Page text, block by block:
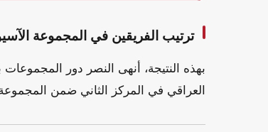
ترتيب الفريقين في المجموعة
العراقي في المركز الثاني ضمن المجموعة برصيد 9 نقاط، مما يعكس مستوى